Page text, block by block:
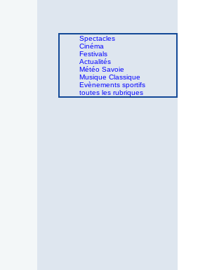
Spectacles
Cinéma
Festivals
Actualités
Météo Savoie
Musique Classique
Evènements sportifs
toutes les rubriques